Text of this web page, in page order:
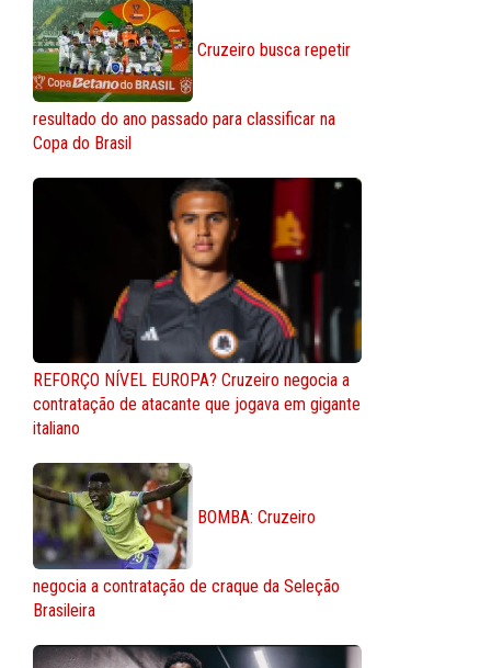
Cruzeiro busca repetir
resultado do ano passado para classificar na
Copa do Brasil
REFORÇO NÍVEL EUROPA? Cruzeiro negocia a
contratação de atacante que jogava em gigante
italiano
BOMBA: Cruzeiro
negocia a contratação de craque da Seleção
Brasileira